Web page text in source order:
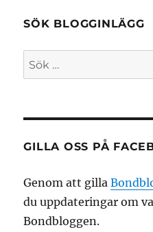
SÖK BLOGGINLÄGG
Sök
efter:
GILLA OSS PÅ
Genom att gilla
du uppdateringar om
Bondbloggen.